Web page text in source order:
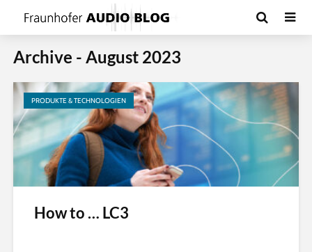
Archive - August 2023
PRODUKTE & TECHNOLOGIEN
How to … LC3